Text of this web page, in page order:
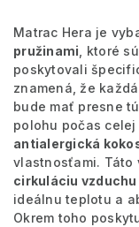
Matrac Hera je
pružinami , ktoré
poskytovali
znamená, že
bude mať presne
polohu počas
antialergická
vlastnosťami. Táto
cirkuláciu vzduchu
ideálnu teplotu a
Okrem toho